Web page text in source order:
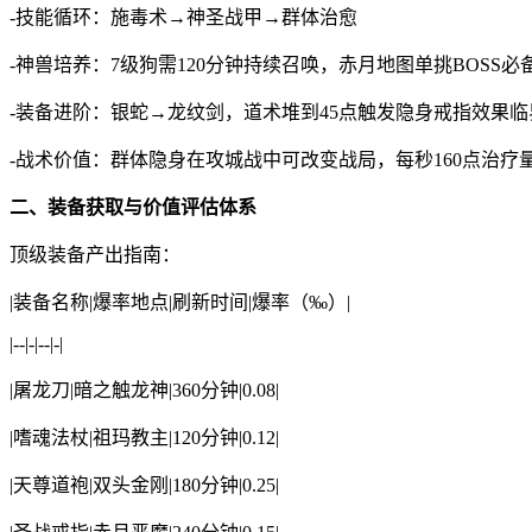
-技能循环：施毒术→神圣战甲→群体治愈
-神兽培养：7级狗需120分钟持续召唤，赤月地图单挑BOSS必
-装备进阶：银蛇→龙纹剑，道术堆到45点触发隐身戒指效果临
-战术价值：群体隐身在攻城战中可改变战局，每秒160点治疗
二、装备获取与价值评估体系
顶级装备产出指南：
|装备名称|爆率地点|刷新时间|爆率（‰）|
|--|-|--|-|
|屠龙刀|暗之触龙神|360分钟|0.08|
|嗜魂法杖|祖玛教主|120分钟|0.12|
|天尊道袍|双头金刚|180分钟|0.25|